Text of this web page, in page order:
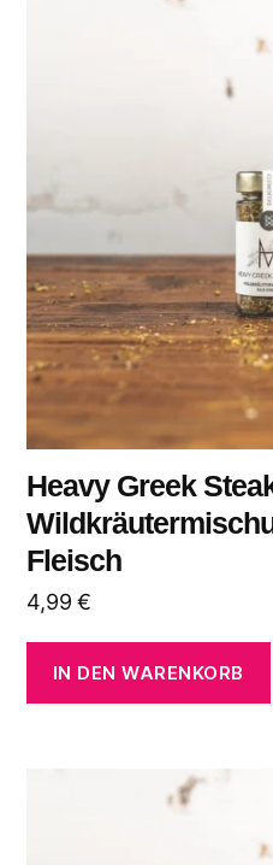
Heavy Greek
Fleisch
4,99€
IN DEN WARENKORB